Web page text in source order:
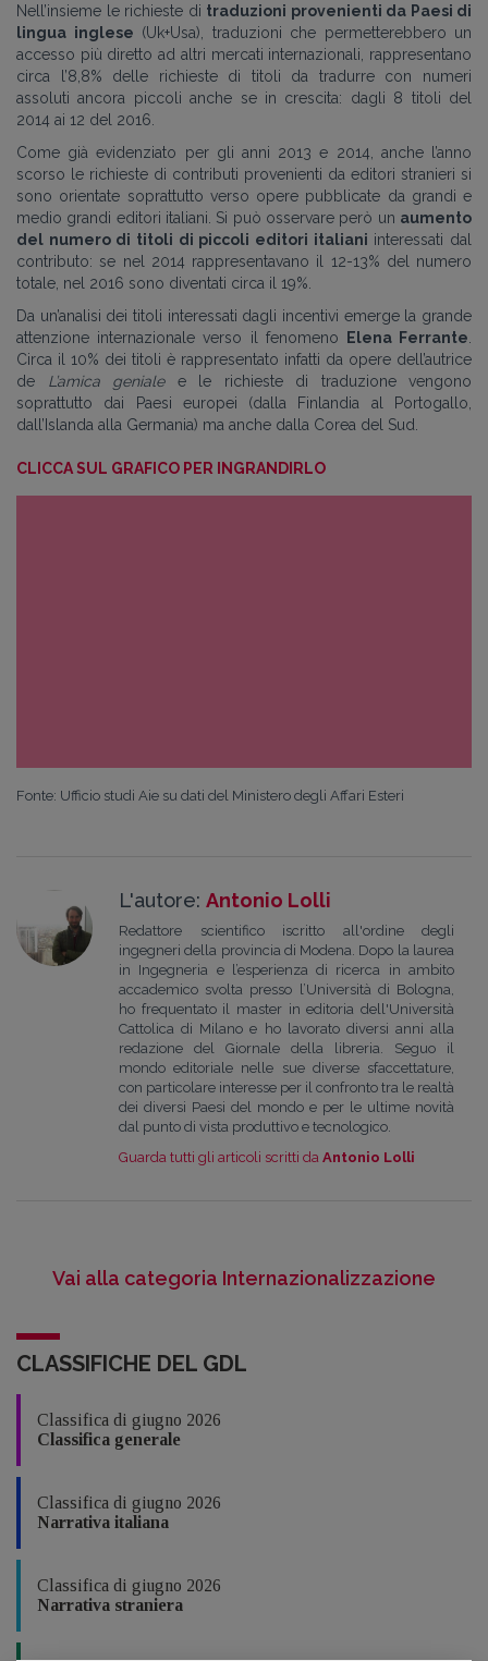
Nell’insieme le richieste di traduzioni provenienti da Paesi di
lingua inglese (Uk+Usa), traduzioni che permetterebbero un
accesso più diretto ad altri mercati internazionali, rappresentano
circa l’8,8% delle richieste di titoli da tradurre con numeri
assoluti ancora piccoli anche se in crescita: dagli 8 titoli del
2014 ai 12 del 2016.
Come già evidenziato per gli anni 2013 e 2014, anche l’anno
scorso le richieste di contributi provenienti da editori stranieri si
sono orientate soprattutto verso opere pubblicate da grandi e
medio grandi editori italiani. Si può osservare però un aumento
del numero di titoli di piccoli editori italiani interessati dal
contributo: se nel 2014 rappresentavano il 12-13% del numero
totale, nel 2016 sono diventati circa il 19%.
Da un’analisi dei titoli interessati dagli incentivi emerge la grande
attenzione internazionale verso il fenomeno Elena Ferrante
Circa il 10% dei titoli è rappresentato infatti da opere dell’autrice
de L’amica genialee le richieste di traduzione vengono
soprattutto dai Paesi europei (dalla Finlandia al Portogallo,
dall’Islanda alla Germania) ma anche dalla Corea del Sud.
CLICCA SUL GRAFICO PER INGRANDIRLO
Fonte: Ufficio studi Aie su dati del Ministero degli Affari Esteri
L'autore: Antonio Lolli
Redattore scientifico iscritto all'ordine degli
ingegneri della provincia di Modena. Dopo la laurea
in Ingegneria e l’esperienza di ricerca in ambito
accademico svolta presso l’Università di Bologna,
ho frequentato il master in editoria dell'Università
Cattolica di Milano e ho lavorato diversi anni alla
redazione del Giornale della libreria. Seguo il
mondo editoriale nelle sue diverse sfaccettature,
con particolare interesse per il confronto tra le realtà
dei diversi Paesi del mondo e per le ultime novità
dal punto di vista produttivo e tecnologico.
Guarda tutti gli articoli scritti da Antonio Lolli
Vai alla categoria Internazionalizzazione
CLASSIFICHE DEL GDL
Classifica di giugno 2026
Classifica generale
Classifica di giugno 2026
Narrativa italiana
Classifica di giugno 2026
Narrativa straniera